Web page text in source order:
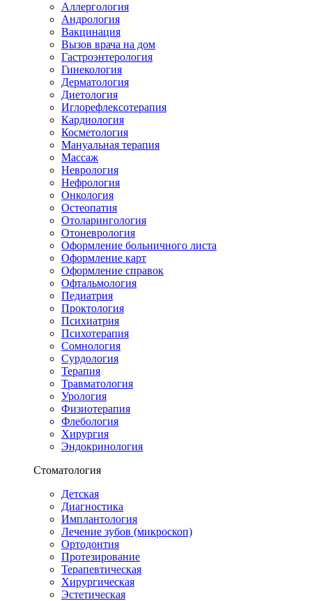
Аллергология
Андрология
Вакцинация
Вызов врача на дом
Гастроэнтерология
Гинекология
Дерматология
Диетология
Иглорефлексотерапия
Кардиология
Косметология
Мануальная терапия
Массаж
Неврология
Нефрология
Онкология
Остеопатия
Отоларингология
Отоневрология
Оформление больничного листа
Оформление карт
Оформление справок
Офтальмология
Педиатрия
Проктология
Психиатрия
Психотерапия
Сомнология
Сурдология
Терапия
Травматология
Урология
Физиотерапия
Флебология
Хирургия
Эндокринология
Стоматология
Детская
Диагностика
Имплантология
Лечение зубов (микроскоп)
Ортодонтия
Протезирование
Терапевтическая
Хирургическая
Эстетическая